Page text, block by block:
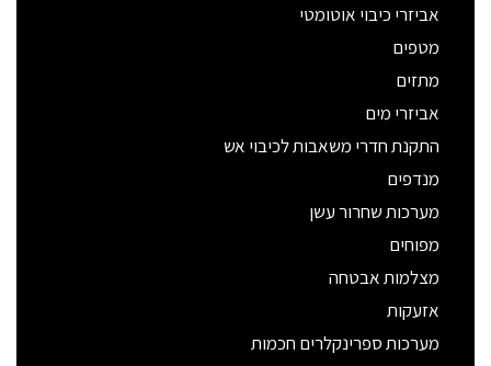
אביזרי כיבוי אוטומטי
מטפים
מתזים
אביזרי מים
התקנת חדרי משאבות לכיבוי אש
מנדפים
מערכות שחרור עשן
מפוחים
מצלמות אבטחה
אזעקות
מערכות ספרינקלרים חכמות